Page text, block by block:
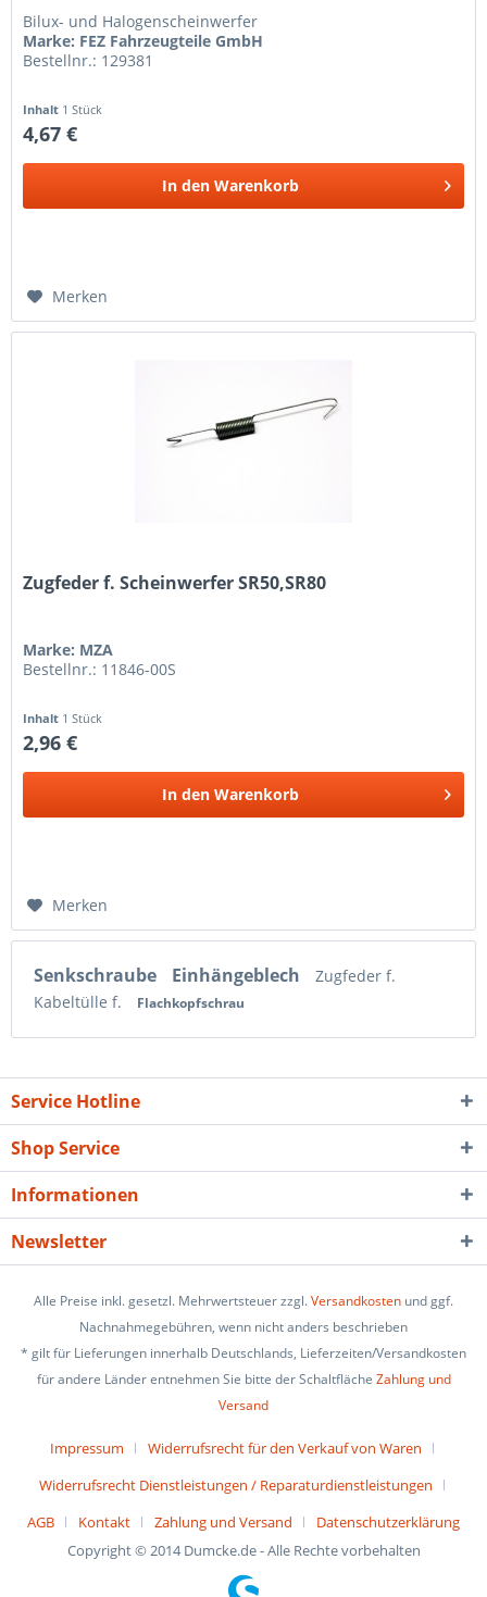
Bilux- und Halogenscheinwerfer
Marke: FEZ Fahrzeugteile GmbH
Bestellnr.: 129381
Inhalt 1 Stück
4,67 €
In den Warenkorb
Merken
Zugfeder f. Scheinwerfer SR50,SR80
Marke: MZA
Bestellnr.: 11846-00S
Inhalt 1 Stück
2,96 €
In den Warenkorb
Merken
Senkschraube Einhängeblech
Zugfeder f.
Kabeltülle f.
Flachkopfschrau
Service Hotline
Shop Service
Informationen
Newsletter
Alle Preise inkl. gesetzl. Mehrwertsteuer zzgl.Versandkosten und ggf.
Nachnahmegebühren, wenn nicht anders beschrieben
* gilt für Lieferungen innerhalb Deutschlands, Lieferzeiten/Versandkosten
für andere Länder entnehmen Sie bitte der Schaltfläche Zahlung und
Versand
Impressum
Widerrufsrecht für den Verkauf von Waren
Widerrufsrecht Dienstleistungen / Reparaturdienstleistungen
AGB
Kontakt Zahlung und Versand
Datenschutzerklärung
Copyright © 2014 Dumcke.de - Alle Rechte vorbehalten